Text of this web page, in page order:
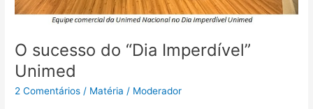
O sucesso do “Dia Imperdível”
Unimed
2 Comentários / Matéria / Moderador